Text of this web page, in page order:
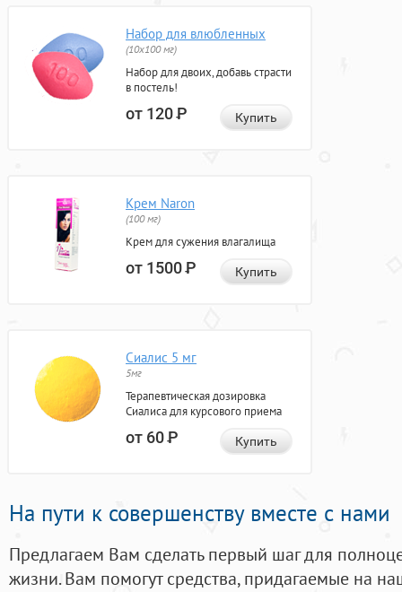
Набор для влюбленных
(10х100 мг)
Набор для двоих, добавь страсти
в постель!
от 120Р Купить
Крем Naron
(100 мг)
Крем для сужения влагалища
от 1500Р Купить
Сиалис 5 мг
5мг
Терапевтическая дозировка
Сиалиса для курсового приема
от 60Р Купить
На пути к совершенству вместе с нами
Предлагаем Вам сделать первый шаг для
жизни. Вам помогут средства, придагаемые на